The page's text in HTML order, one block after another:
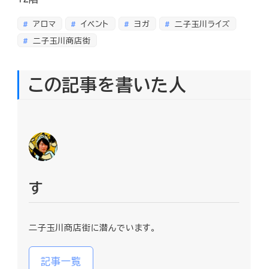
アロマ イベント ヨガ
二子玉川ライズ
二子玉川商店街
この記事を書いた人
す
二子玉川商店街に潜んでいます。
記事一覧